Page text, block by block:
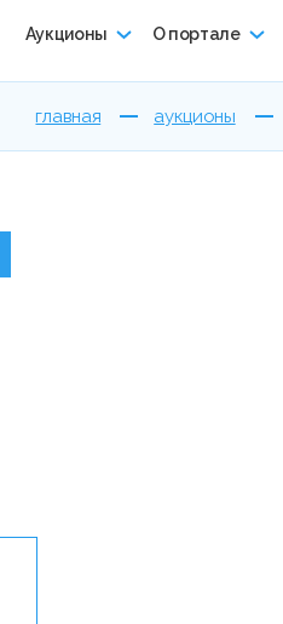
Аукционы О портале
главная аукционы